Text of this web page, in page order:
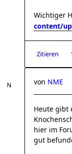
Wichtiger
content/up
Zitieren
von NME
Heute gibt
hier im
gut